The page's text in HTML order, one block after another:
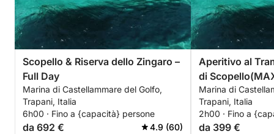
Scopello & Riserva dello Zingaro –
Full Day
Marina di Castellammare del Golfo,
Trapani, Italia
6h00 · Fino a {capacità} persone
da 692 € 4.9 (60)
Aperitivo al
di
Marina di
Trapani, Italia
2h00 · Fino a
da 399 €